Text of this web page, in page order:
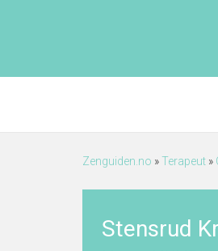
Zenguiden.no »Terapeut »
Stensrud